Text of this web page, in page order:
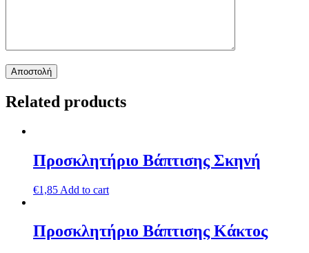
Related products
Προσκλητήριο Βάπτισης Σκηνή
€1,85 Add to cart
Προσκλητήριο Βάπτισης Κάκτος